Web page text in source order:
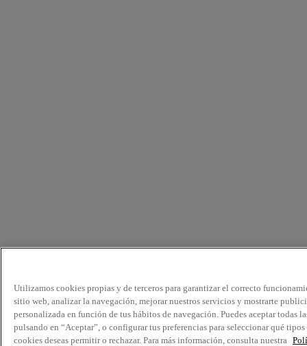
Utilizamos cookies propias y de terceros para garantizar el correcto
sitio web, analizar la navegación, mejorar nuestros servicios y mostrarte
personalizada en función de tus hábitos de navegación. Puedes aceptar todas
pulsando en “Aceptar”, o configurar tus preferencias para seleccionar qué tipos
cookies deseas permitir o rechazar. Para más información, consulta nuestra